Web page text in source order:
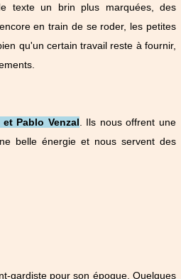
texte un brin plus marquées, des
en train de se roder, les petites
qu'un certain travail reste à fournir,
Pablo Venzal . Ils nous offrent une
belle énergie et nous servent des
gardiste pour son époque. Quelques